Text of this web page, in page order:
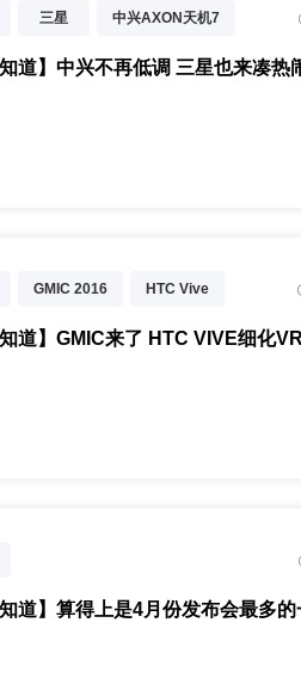
三星 中兴AXON天机7
道】中兴不再低调 三星也来凑热
GMIC 2016 HTC Vive
道】GMIC来了 HTC VIVE细化
道】算得上是4月份发布会最多的